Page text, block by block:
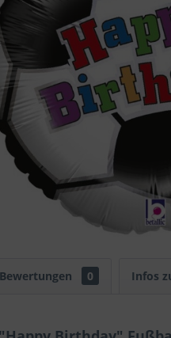
Bewertungen 0 Infos